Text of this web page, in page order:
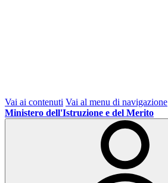
Vai ai contenuti Vai al menu di navigazione
Ministero dell'Istruzione e del Merito